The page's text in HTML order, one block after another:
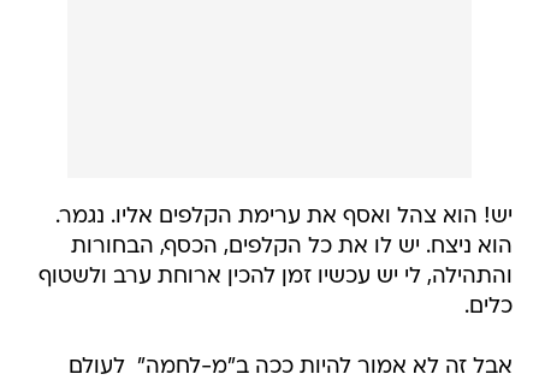
יש! הוא צהל ואסף את ערימת הקלפים אליו. נגמר.
הוא ניצח. יש לו את כל הקלפים, הכסף, הבחורות
והתהילה, לי יש עכשיו זמן להכין ארוחת ערב ולשטוף
כלים.
אבל זה לא אמור להיות ככה ב"מ-לחמה"  לעולם